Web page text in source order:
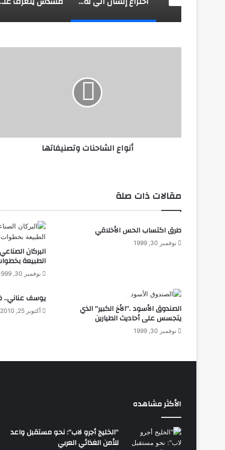
أنواع الشاحنات وتصنيفاتها
مقالات ذات صلة
طرق اكتساب الحس الأخلاقي
نوفمبر 30, 1999
البركان
الطبيعة
نوفمبر 30, 1999
الصندوق الأسود .”الأخ الكبير” الذي
يتجسس على أحاديث الطيارين
نوفمبر 30, 1999
يوسف عناني..
أكتوبر 25, 2010
الأكثر مشاهده
“الخليج أجرو لاب”: نحو مستقبل واعد
للأمن الغذائي العربي